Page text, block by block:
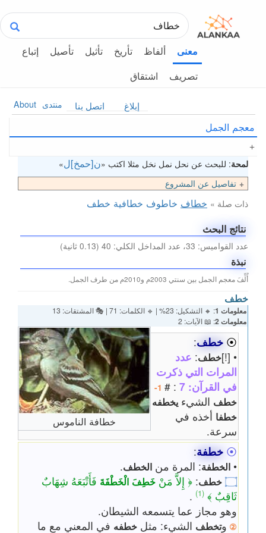
معنى ألفاظ تأريخ تأثيل تأصيل
إتباع
تصريف
اشتقاق
About منتدى اتصل بنا إبلاغ
معجم الجمل
لمحة: للبحث عن نحل نمل نخل مثلا اكتب «ن[حمخ]ل»
تفاصيل عن المشروع
ذات صلة » خطاف خاطوف خطافية خطف
نتائج البحث
عدد القواميس: 33، عدد المداخل الكلي: 40 (0.13 ثانية)
نبذة
أُلِّفَ معجم الجمل بين سنتي 2003م و2010م من طرف الجمل.
خطف
معلومات 1 : 🔸 التشكيل: 23% | 🔹 الكلمات: 71 | 🎭 المشتقات: 13
معلومات 2 : 📖 الآيات: 2
خطافة الناموس
⦿ خطف:
• [!]خطف: عدد
المرات التي ذكرت
في القرآن: 7
: #
1-
خطفالشيء يخطفه
خطفاأخذه في
سرعة.
⦿ خطفة:
• الخطفة: المرة من الخطف.
۝ خطف: ﴿ إِلاَّ مَنْ خَطِفَ الْخَطْفَةَفَأَتْبَعَهُ شِهَابٌ
ثَاقِبٌ ﴾ (1)
.
وهو مجاز عما يتسمعه الشيطان.
② وتخطفالشيء: مثل خطفهفي المعني مع ما